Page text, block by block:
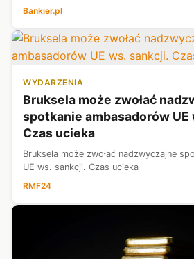
sprzętu poza Unią...
Bankier.pl
WYDARZENIA
Bruksela może zwołać
spotkanie ambasadorów UE
Czas ucieka
Bruksela może zwołać nadzwyczajne
UE ws. sankcji. Czas ucieka
RMF24